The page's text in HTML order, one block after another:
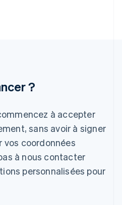
?
à accepter
sans avoir à signer
vos coordonnées
à nous contacter
personnalisées pour